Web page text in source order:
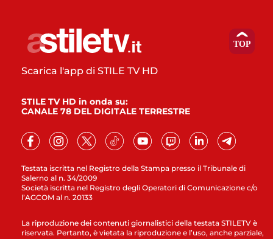
Testata iscritta nel Registro della Stampa presso il Tribunale di
Salerno al n. 34/2009
Società iscritta nel Registro degli Operatori di Comunicazione c/o
l’AGCOM al n. 20133
Scarica l'app di STILE TV HD
STILE TV HD in onda su:
CANALE 78 DEL DIGITALE TERRESTRE
La riproduzione dei contenuti giornalistici della testata STILETV è
riservata. Pertanto, è vietata la riproduzione e l’uso, anche parziale,